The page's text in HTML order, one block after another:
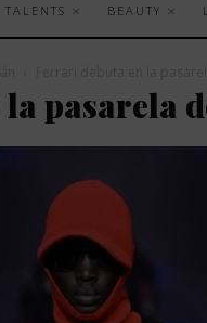
TALENTS BEAUTY
pasarela